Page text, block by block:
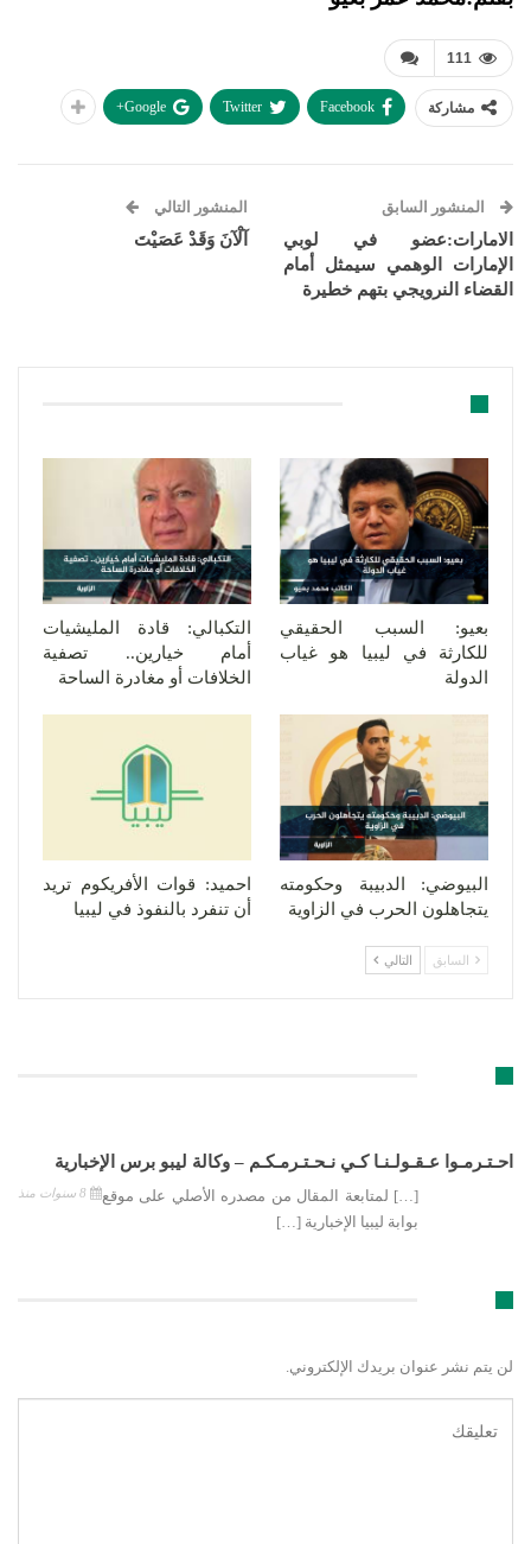
111
مشاركة Facebook
Twitter
Google+
المنشور السابق
الامارات:عضو في لوبي
الإمارات الوهمي سيمثل أمام
القضاء النرويجي بتهم خطيرة
المنشور التالي
آلْآنَ وَقَدْ عَصَيْتَ
بعيو: السبب الحقيقي
للكارثة في ليبيا هو غياب
الدولة
التكبالي: قادة المليشيات
أمام خيارين.. تصفية
الخلافات أو مغادرة الساحة
البيوضي: الدبيبة وحكومته
يتجاهلون الحرب في الزاوية
احميد: قوات الأفريكوم تريد
أن تنفرد بالنفوذ في ليبيا
السابق التالي
احـتـرمـوا عـقـولـنـا كـي نـحـتـرمـكـم – وكالة ليبو برس الإخبارية
[…] لمتابعة المقال من مصدره الأصلي على موقع
بوابة ليبيا الإخبارية […]
لن يتم نشر عنوان بريدك الإلكتروني.